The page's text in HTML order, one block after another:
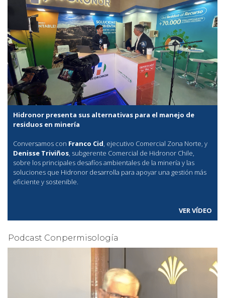
Hidronor presenta sus alternativas para el manejo de
residuos en minería
Conversamos con Franco Cid, ejecutivo Comercial Zona Norte, y
Denisse Triviños, subgerente Comercial de Hidronor Chile,
sobre los principales desafíos ambientales de la minería y las
soluciones que Hidronor desarrolla para apoyar una gestión más
eficiente y sostenible.
VER VÍDEO
Podcast Conpermisología